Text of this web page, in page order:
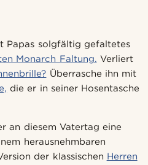
Papas solgfältig gefaltetes
Monarch Faltung. Verliert
Überrasche ihn mit
die er in seiner Hosentasche
an diesem Vatertag eine
herausnehmbaren
der klassischen Herren